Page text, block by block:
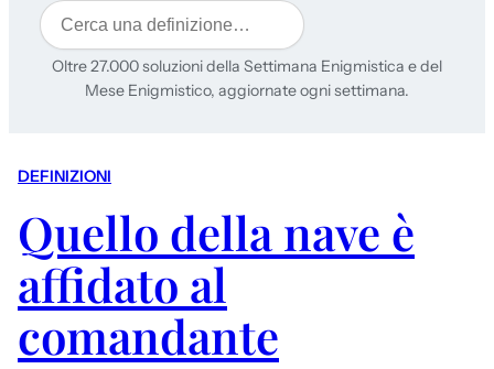
Cerca
Oltre 27.000 soluzioni della Settimana Enigmistica e del
Mese Enigmistico, aggiornate ogni settimana.
DEFINIZIONI
Quello della nave è
affidato al
comandante